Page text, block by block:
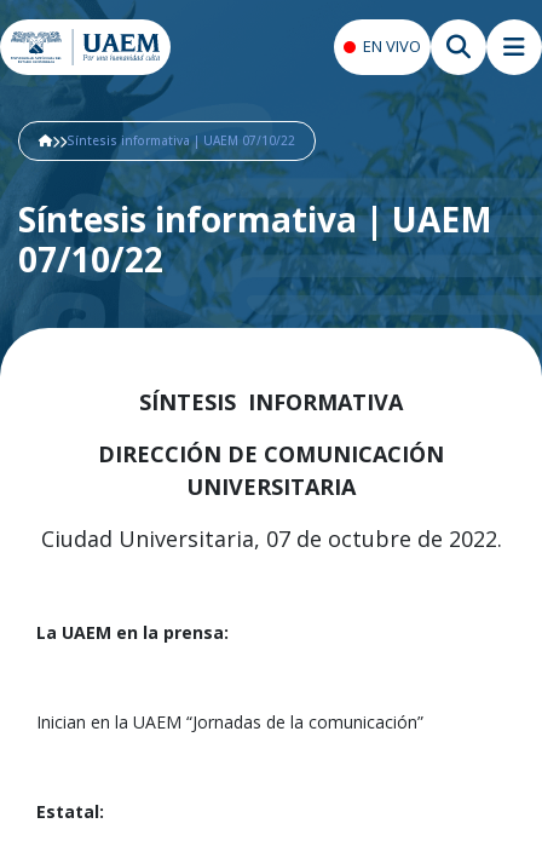
EN VIVO
Síntesis informativa | UAEM 07/10/22
Síntesis informativa | UAEM
07/10/22
SÍNTESIS INFORMATIVA
DIRECCIÓN DE COMUNICACIÓN
UNIVERSITARIA
Ciudad Universitaria, 07 de octubre de 2022.
La UAEM en la prensa:
Inician en la UAEM “Jornadas de la comunicación”
Estatal: